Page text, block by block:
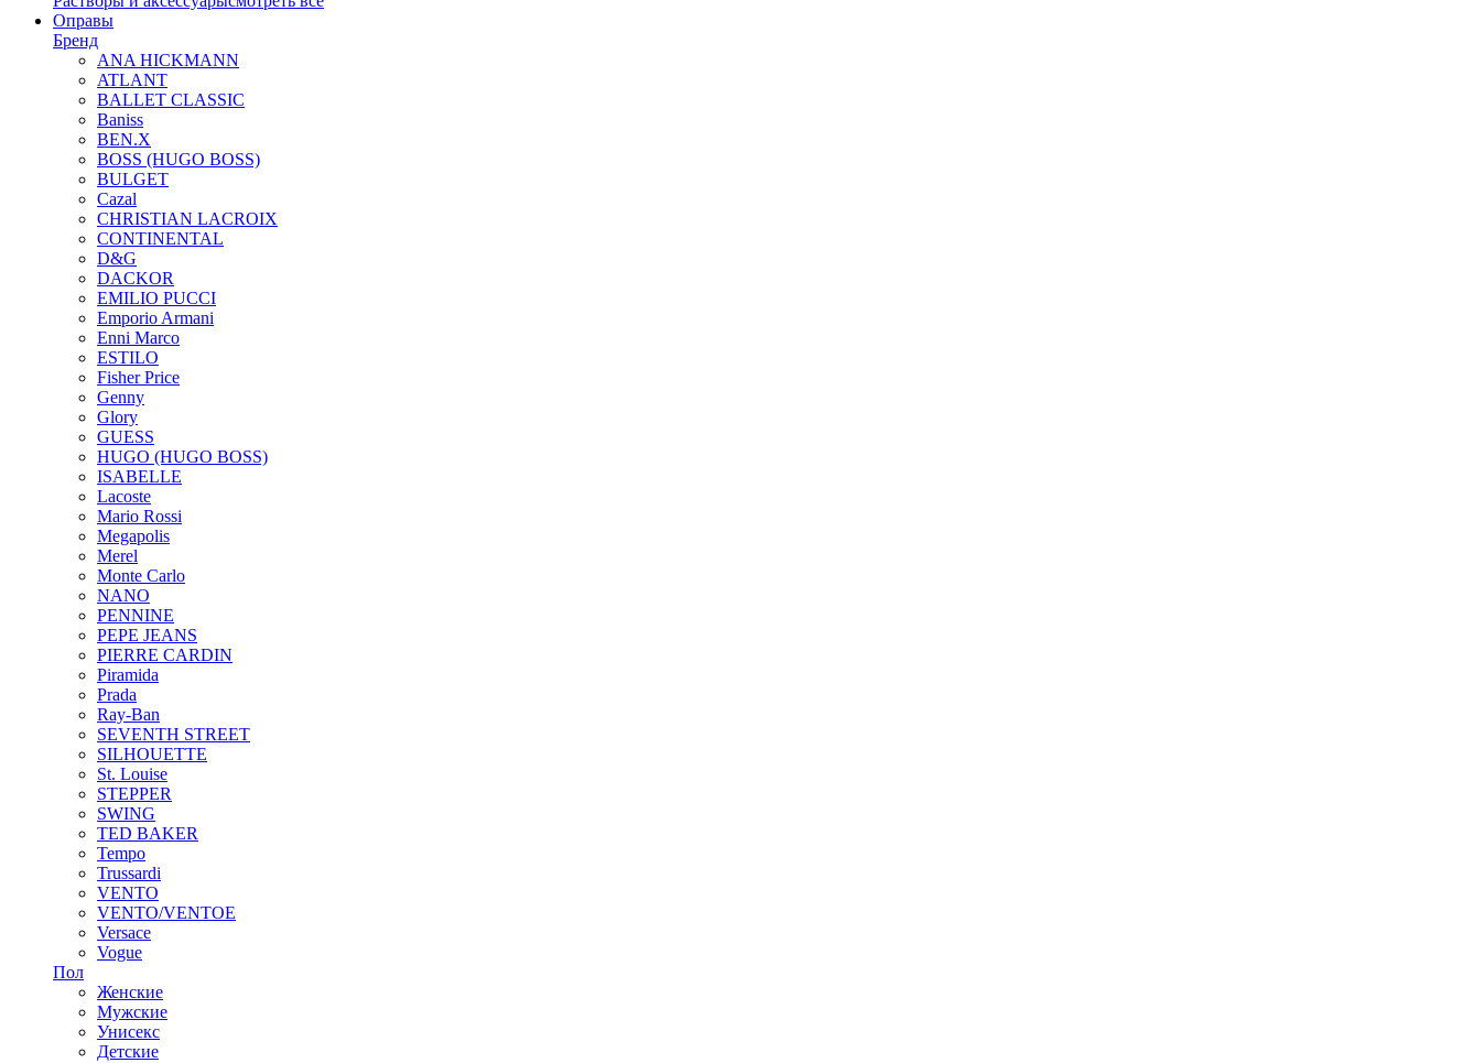
Оправы
Бренд
ANA HICKMANN
ATLANT
BALLET CLASSIC
Baniss
BEN.X
BOSS (HUGO BOSS)
BULGET
Cazal
CHRISTIAN LACROIX
CONTINENTAL
D&G
DACKOR
EMILIO PUCCI
Emporio Armani
Enni Marco
ESTILO
Fisher Price
Genny
Glory
GUESS
HUGO (HUGO BOSS)
ISABELLE
Lacoste
Mario Rossi
Megapolis
Merel
Monte Carlo
NANO
PENNINE
PEPE JEANS
PIERRE CARDIN
Piramida
Prada
Ray-Ban
SEVENTH STREET
SILHOUETTE
St. Louise
STEPPER
SWING
TED BAKER
Tempo
Trussardi
VENTO
VENTO/VENTOE
Versace
Vogue
Пол
Женские
Мужские
Унисекс
Детские